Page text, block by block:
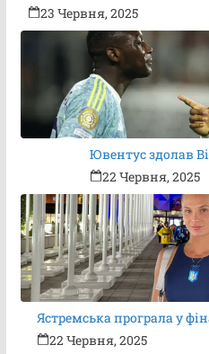
23 Червня, 2025
Ювентус здолав
22 Червня, 2025
Ястремська програла у
22 Червня, 2025